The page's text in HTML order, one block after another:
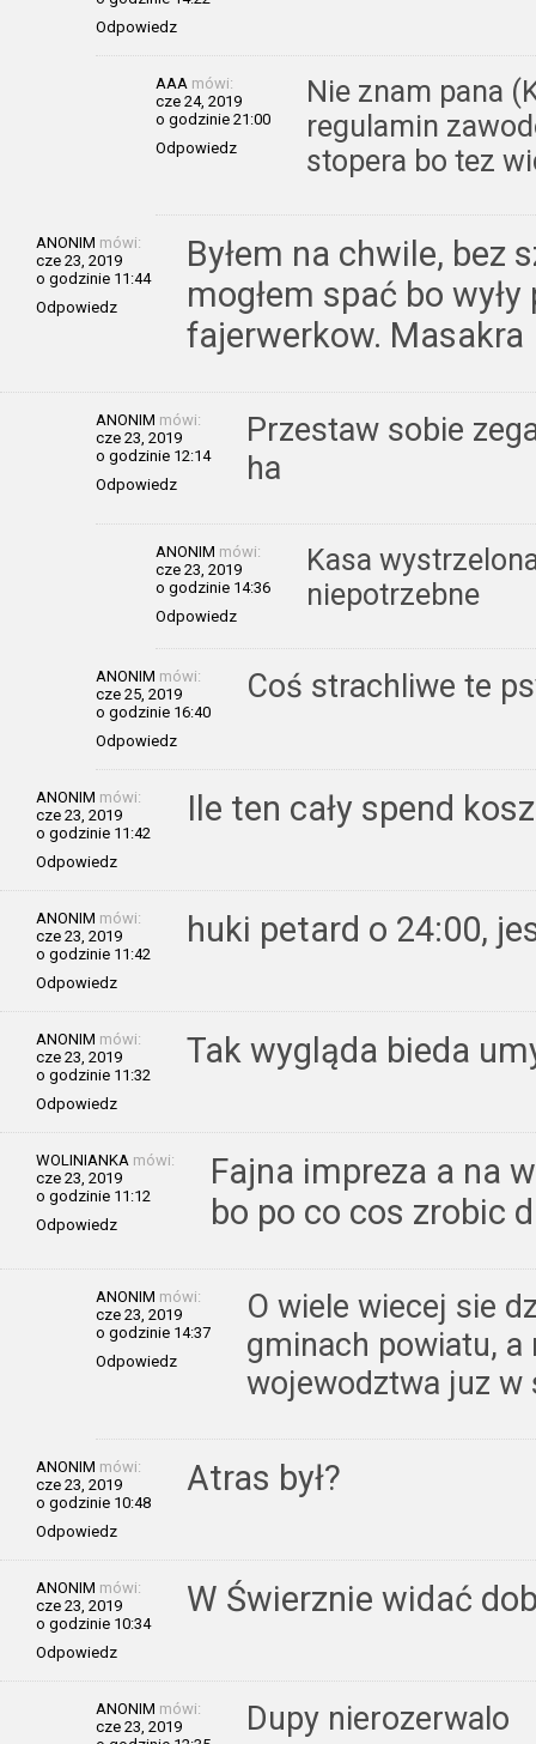
Odpowiedz
AAA mówi:
cze 24, 2019
o godzinie 21:00
Odpowiedz
Nie znam pana
regulamin
stopera bo tez
ANONIM mówi:
cze 23, 2019
o godzinie 11:44
Odpowiedz
Byłem na chwile, bez
mogłem spać bo
fajerwerkow. Masakra
ANONIM mówi:
cze 23, 2019
o godzinie 12:14
Odpowiedz
Przestaw sobie
ha
ANONIM mówi:
cze 23, 2019
o godzinie 14:36
Odpowiedz
Kasa
niepotrzebne
ANONIM mówi:
cze 25, 2019
o godzinie 16:40
Odpowiedz
Coś strachliwe te
ANONIM mówi:
cze 23, 2019
o godzinie 11:42
Odpowiedz
Ile ten cały spend
ANONIM mówi:
cze 23, 2019
o godzinie 11:42
Odpowiedz
huki petard o 24:00,
ANONIM mówi:
cze 23, 2019
o godzinie 11:32
Odpowiedz
Tak wygląda bieda
WOLINIANKA mówi:
cze 23, 2019
o godzinie 11:12
Odpowiedz
Fajna impreza a na
bo po co cos zrobic
ANONIM mówi:
cze 23, 2019
o godzinie 14:37
Odpowiedz
O wiele wiecej sie
gminach powiatu,
wojewodztwa juz w
ANONIM mówi:
cze 23, 2019
o godzinie 10:48
Odpowiedz
Atras był?
ANONIM mówi:
cze 23, 2019
o godzinie 10:34
Odpowiedz
W Świerznie widać
ANONIM mówi:
cze 23, 2019
Dupy nierozerwalo